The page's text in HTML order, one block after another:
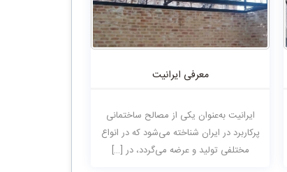
معرفی ایرانیت
ایرانیت به‌عنوان یکی از مصالح ساختمانی
پرکاربرد در ایران شناخته می‌شود که در انواع
مختلفی تولید و عرضه می‌گردد، در […]